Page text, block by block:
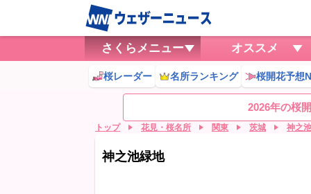
さくらメニュー オススメ
桜レーダー 名所ランキング 桜開花予想
2026年の桜
トップ 花見・桜名所 関東 茨城 神之
神之池緑地